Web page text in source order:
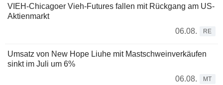
VIEH-Chicagoer Vieh-Futures fallen mit Rückgang am US-
Aktienmarkt
06.08.
RE
Umsatz von New Hope Liuhe mit Mastschweinverkäufen
sinkt im Juli um 6%
06.08.
MT